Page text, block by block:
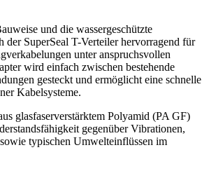
und die wassergeschützte
der SuperSeal T-Verteiler hervorragend für
unter anspruchsvollen
wird einfach zwischen bestehende
gesteckt und ermöglicht eine schnelle
Kabelsysteme.
glasfaserverstärktem Polyamid (PA GF)
gegenüber Vibrationen,
typischen Umwelteinflüssen im